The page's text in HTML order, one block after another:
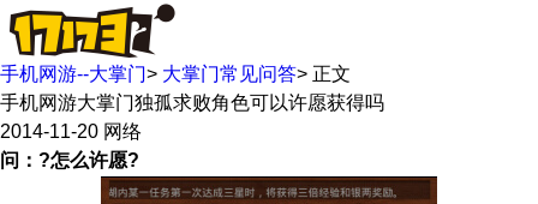
手机网游--大掌门> 大掌门常见问答> 正文
手机网游大掌门独孤求败角色可以许愿获得吗
2014-11-20 网络
问：?怎么许愿?